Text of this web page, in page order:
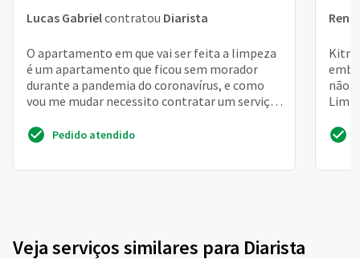
Lucas Gabrielcontratou Diarista
O apartamento em que vai ser feita a limpeza
é um apartamento que ficou sem morador
durante a pandemia do coronavírus, e como
vou me mudar necessito contratar um serviço
Pedido atendido
não
Veja serviços similares para Diarista